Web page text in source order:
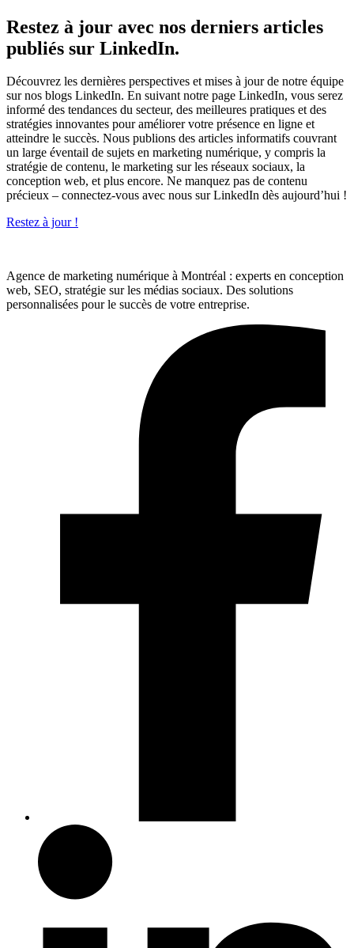
Restez à jour avec nos derniers articles
publiés sur LinkedIn.
Découvrez les dernières perspectives et mises à jour de notre équipe
sur nos blogs LinkedIn. En suivant notre page LinkedIn, vous serez
informé des tendances du secteur, des meilleures pratiques et des
stratégies innovantes pour améliorer votre présence en ligne et
atteindre le succès. Nous publions des articles informatifs couvrant
un large éventail de sujets en marketing numérique, y compris la
stratégie de contenu, le marketing sur les réseaux sociaux, la
conception web, et plus encore. Ne manquez pas de contenu
précieux – connectez-vous avec nous sur LinkedIn dès aujourd’hui !
Restez à jour !
Agence de marketing numérique à Montréal : experts en conception
web, SEO, stratégie sur les médias sociaux. Des solutions
personnalisées pour le succès de votre entreprise.